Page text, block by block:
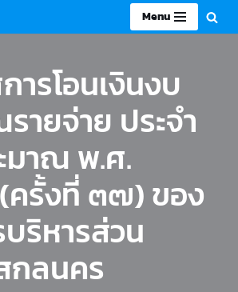
Menu
ารโอนเงินงบ
ายจ่าย ประจำ
มาณ พ.ศ.
รั้งที่ ๓๗) ของ
ริหารส่วน
กลนคร